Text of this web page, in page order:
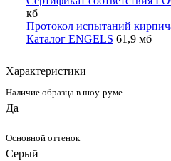
кб
Протокол испытаний
Каталог ENGELS 61,9 мб
Характеристики
Наличие образца в шоу-руме
Да
Основной оттенок
Серый